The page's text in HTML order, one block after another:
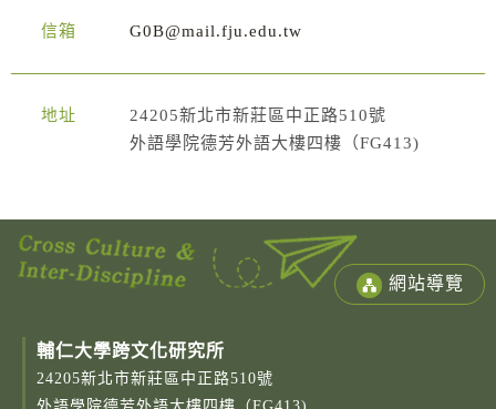
信箱 G0B@mail.fju.edu.tw
地址
24205新北市新莊區中正路510號
外語學院德芳外語大樓四樓（FG413)
網站導覽
輔仁大學跨文化研究所
24205新北市新莊區中正路510號